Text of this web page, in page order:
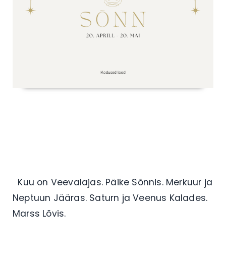
Kuu on Veevalajas. Päike Sõnnis. Merkuur ja
Neptuun Jääras. Saturn ja Veenus Kalades.
Marss Lõvis.